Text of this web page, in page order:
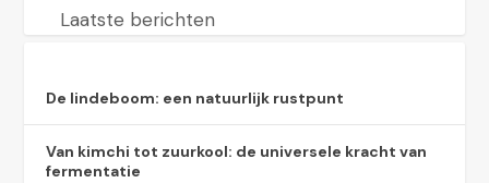
Laatste berichten
De lindeboom: een natuurlijk rustpunt
Van kimchi tot zuurkool: de universele kracht van
fermentatie